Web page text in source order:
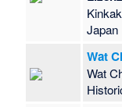
Japan
Wat
Wat